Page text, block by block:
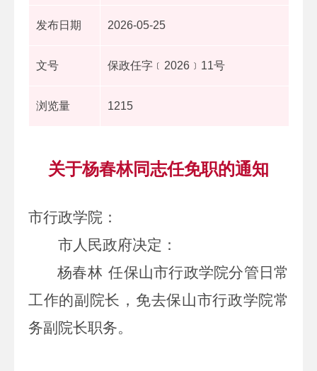
发布日期 2026-05-25
文号 保政任字﹝2026﹞11号
浏览量 1215
关于杨春林同志任免职的通知
市行政学院 ：
市人民政府决定 ：
杨春林 任保山市行政学院分管日常
工作的副院长，免去保山市行政学院常
务副院长职务。